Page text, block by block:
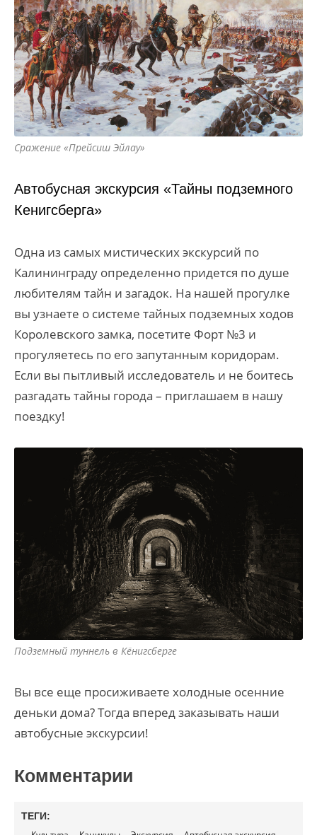
Сражение «Прейсиш Эйлау»
Автобусная экскурсия «Тайны подземного
Кенигсберга»
Одна из самых мистических экскурсий по
Калининграду определенно придется по душе
любителям тайн и загадок. На нашей прогулке
вы узнаете о системе тайных подземных ходов
Королевского замка, посетите Форт №3 и
прогуляетесь по его запутанным коридорам.
Если вы пытливый исследователь и не боитесь
разгадать тайны города – приглашаем в нашу
поездку!
Подземный туннель в Кёнигсберге
Вы все еще просиживаете холодные осенние
деньки дома? Тогда вперед заказывать наши
автобусные экскурсии!
Комментарии
ТЕГИ: